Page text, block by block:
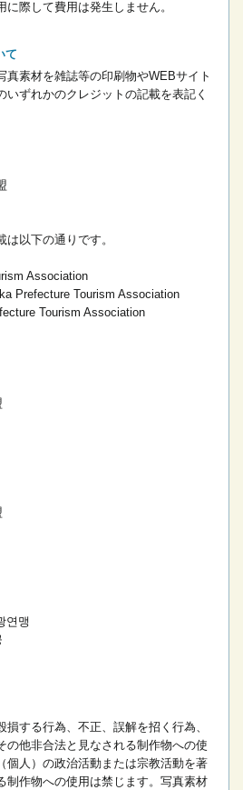
に際して費用は発生しません。
て
真素材を雑誌等の印刷物やWEBサイト
いずれかのクレジットの記載を表記く
以下の通りです。
Association
Prefecture Tourism Association
Tourism Association
연맹
する行為、不正、誤解を招く行為、
の他非合法と見なされる制作物への使
個人）の政治活動または宗教活動を著
作物への使用は禁じます。 写真素材